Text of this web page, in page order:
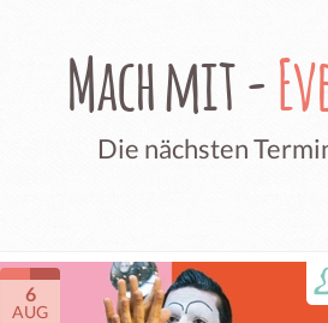
Mach mit -
Die nächsten
6
AUG